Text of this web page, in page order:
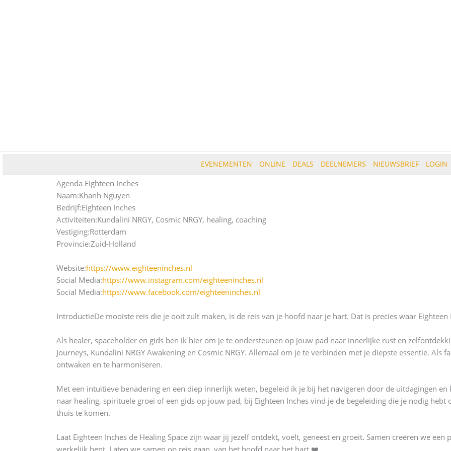
EVENEMENTEN ONLINE DEALS DEELNEMERS NIEUWSBRIEF LOGIN
Agenda Eighteen Inches
Naam:Khanh Nguyen
Bedrijf:Eighteen Inches
Activiteiten:Kundalini NRGY, Cosmic NRGY, healing, coaching
Vestiging:Rotterdam
Provincie:Zuid-Holland
Website:https://www.eighteeninches.nl
Social Media:https://www.instagram.com/eighteeninches.nl
Social Media:https://www.facebook.com/eighteeninches.nl
IntroductieDe mooiste reis die je ooit zult maken, is de reis van je hoofd naar je hart. Dat is precies waar Eighteen
Als healer, spaceholder en gids ben ik hier om je te ondersteunen op jouw pad naar innerlijke rust en
Journeys, Kundalini NRGY Awakening en Cosmic NRGY. Allemaal om je te verbinden met je diepste essentie.
ontwaken en te harmoniseren.
Met een intuïtieve benadering en een diep innerlijk weten, begeleid ik je bij het navigeren door de uitdagingen
naar healing, spirituele groei of een gids op jouw pad, bij Eighteen Inches vind je de begeleiding die je nodig
thuis te komen.
Laat Eighteen Inches de Healing Space zijn waar jij jezelf ontdekt, voelt, geneest en groeit. Samen creëren we
werkelijk bent. Laten we samen op reis gaan, van het hoofd naar het hart ❤️